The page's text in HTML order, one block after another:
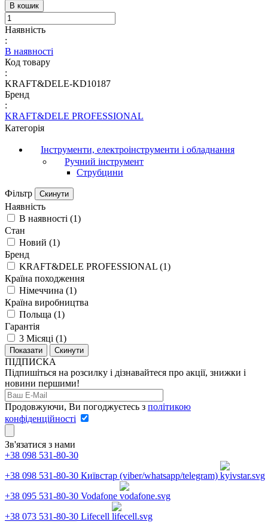
В кошик
Наявність
:
В наявності
Код товару
:
KRAFT&DELE-KD10187
Бренд
:
KRAFT&DELE PROFESSIONAL
Категорія
Інструменти, електроінструменти і обладнання
Ручний інструмент
Струбцини
Фільтр Скинути
Наявність
В наявності (1)
Стан
Новий (1)
Бренд
KRAFT&DELE PROFESSIONAL (1)
Країна походження
Німеччина (1)
Країна виробництва
Польща (1)
Гарантія
3 Місяці (1)
Скинути
ПІДПИСКА
Підпишіться на розсилку і дізнавайтеся про акції, знижки і
новини першими!
Продовжуючи, Ви погоджуєтесь з політикою
конфіденційності
Зв'язатися з нами
+38 098 531-80-30
+38 098 531-80-30 Київстар (viber/whatsapp/telegram)
+38 095 531-80-30 Vodafone
+38 073 531-80-30 Lifecell